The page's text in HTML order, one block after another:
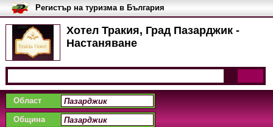
Хотел Тракия, Град Пазарджик -
Настаняване
Регистър на туризма в България
Област
Община